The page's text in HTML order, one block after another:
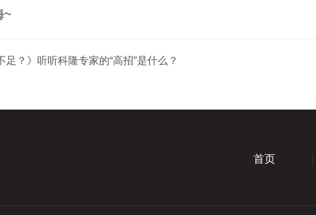
~
足？》听听科隆专家的“高招”是什么？
首页